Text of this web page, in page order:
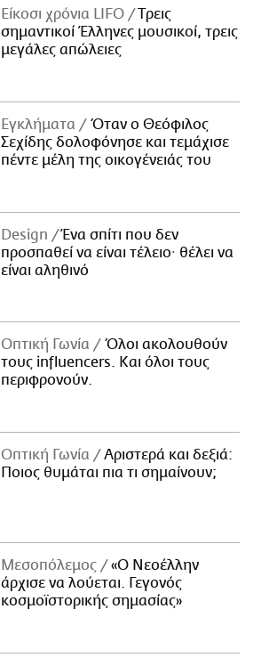
Είκοσι χρόνια LIFO
Tρεις
σημαντικοί Έλληνες μουσικοί, τρεις
μεγάλες απώλειες
Εγκλήματα
Όταν ο Θεόφιλος
Σεχίδης δολοφόνησε και τεμάχισε
πέντε μέλη της οικογένειάς του
Design
Ένα σπίτι που δεν
προσπαθεί να είναι τέλειο· θέλει να
είναι αληθινό
Οπτική Γωνία
Όλοι ακολουθούν
τους influencers. Και όλοι τους
περιφρονούν.
Οπτική Γωνία
Αριστερά και δεξιά:
Ποιος θυμάται πια τι σημαίνουν;
Μεσοπόλεμος
«Ο Νεοέλλην
άρχισε να λούεται. Γεγονός
κοσμοϊστορικής σημασίας»